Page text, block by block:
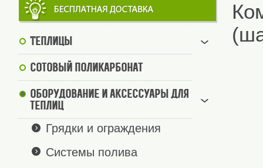
Теплицы
Сотовый поликарбонат
Оборудование и аксессуары для
теплиц
Грядки и ограждения
Системы полива